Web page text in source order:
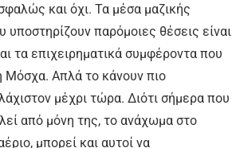
και όχι. Τα μέσα μαζικής
παρόμοιες θέσεις είναι
τα επιχειρηματικά συμφέροντα που
Μόσχα. Απλά το κάνουν πιο
μέχρι τώρα. Διότι σήμερα που
από μόνη της, το ανάχωμα στο
μπορεί και αυτοί να